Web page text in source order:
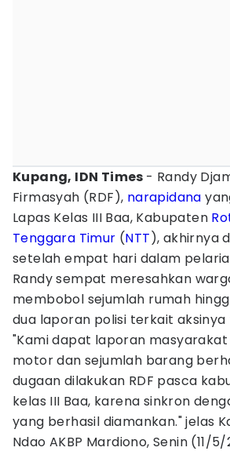
Kupang, IDN Times - Randy
Firmasyah (RDF), narapidana
Lapas Kelas III Baa, Kabupaten
Tenggara Timur (NTT), akhirnya
setelah empat hari dalam
Randy sempat meresahkan
membobol sejumlah rumah
dua laporan polisi terkait
"Kami dapat laporan
motor dan sejumlah barang
dugaan dilakukan RDF pasca
kelas III Baa, karena sinkron
yang berhasil diamankan." jelas
Ndao AKBP Mardiono, Senin (11/